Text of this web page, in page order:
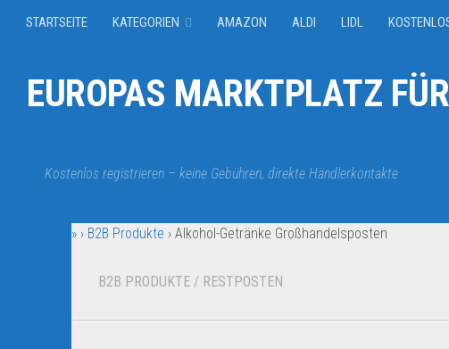
STARTSEITE KATEGORIEN AMAZON ALDI LIDL
EUROPAS MARKTPLATZ
Kostenlos registrieren – keine Gebühren, direkte Händlerkontakte
» › B2B Produkte › Alkohol-Getränke Großhandelsposten
B2B PRODUKTE / RESTPOSTEN